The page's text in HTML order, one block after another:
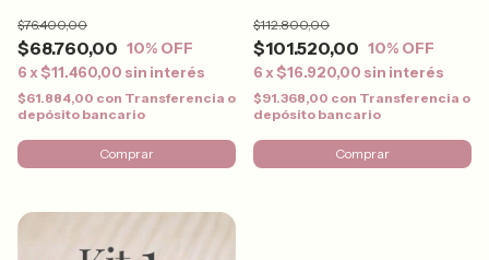
$68.760,00
$76.400,00
10% OFF
6 x$11.460,00 sin interés
$61.884,00 con Transferencia o
depósito bancario
Comprar
$101.520,00
$112.800,00
10% OFF
6 x$16.920,00 sin interés
$91.368,00 con Transferencia o
depósito bancario
Comprar